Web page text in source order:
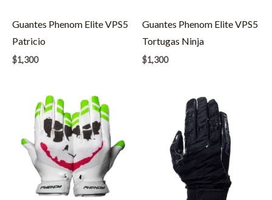
Guantes Phenom Elite VPS5
Patricio
$1,300
Guantes Phenom Elite VPS5
Tortugas Ninja
$1,300